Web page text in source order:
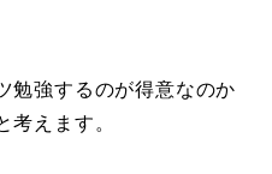
勉強するのが得意なのか
考えます。